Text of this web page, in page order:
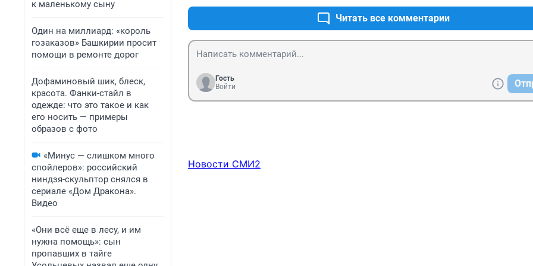
к маленькому сыну
Один на миллиард: «король
гозаказов» Башкирии просит
помощи в ремонте дорог
Дофаминовый шик, блеск,
красота. Фанки-стайл в
одежде: что это такое и как
его носить — примеры
образов с фото
«Минус — слишком много
спойлеров»: российский
ниндзя-скульптор снялся в
сериале «Дом Дракона».
Видео
«Они всё еще в лесу, и им
нужна помощь»: сын
пропавших в тайге
Читать все комментарии
Гость
Войти
Новости СМИ2